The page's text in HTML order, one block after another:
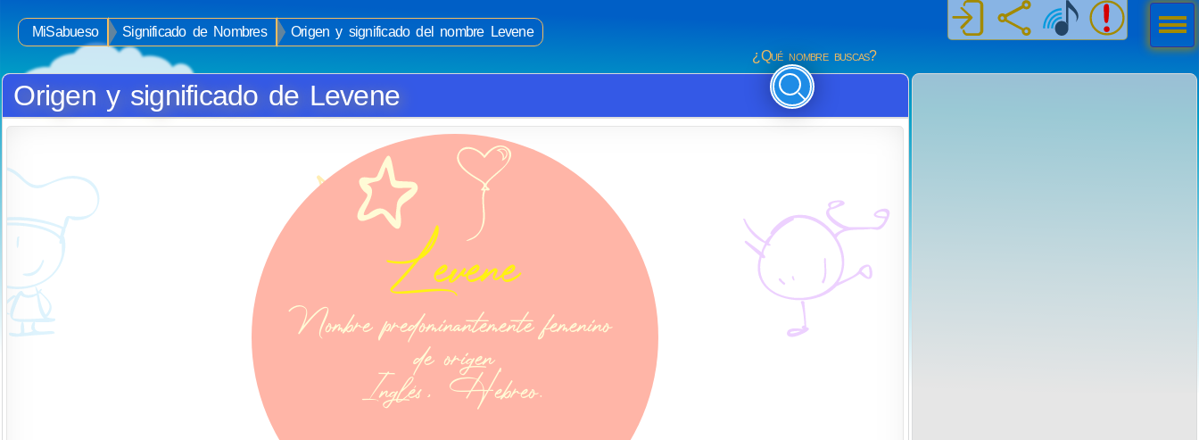
MiSabueso Significado de Nombres
Origen y significado del nombre Levene
¿Qué nombre buscas?
Origen y significado de Levene
Men
ú